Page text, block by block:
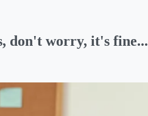
don't worry, it's fine...